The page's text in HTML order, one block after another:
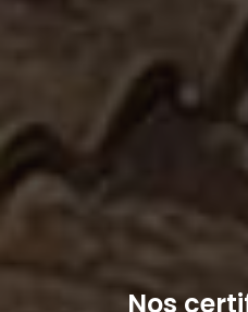
Nos